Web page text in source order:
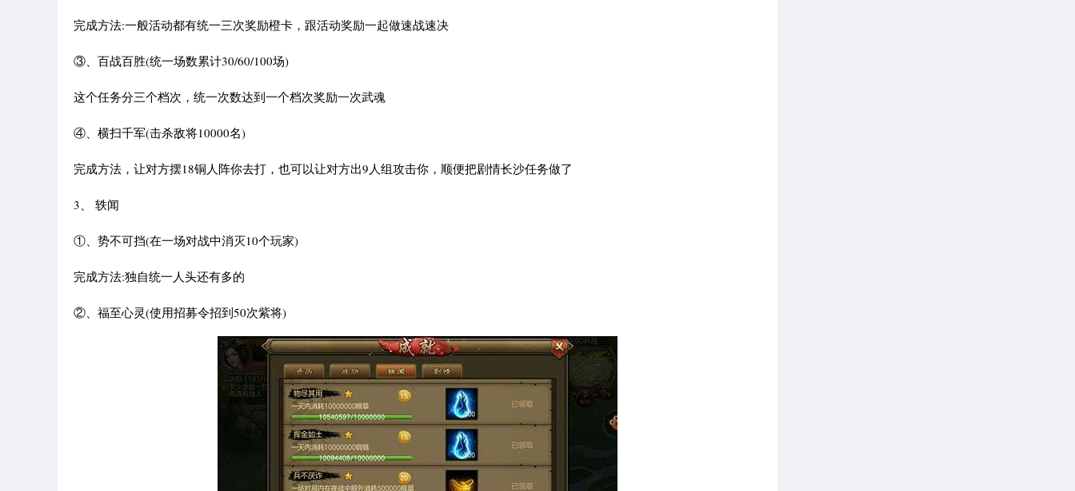
完成方法:一般活动都有统一三次奖励橙卡，跟活动奖励一起做速战速决
③、百战百胜(统一场数累计30/60/100场)
这个任务分三个档次，统一次数达到一个档次奖励一次武魂
④、横扫千军(击杀敌将10000名)
完成方法，让对方摆18铜人阵你去打，也可以让对方出9人组攻击你，顺便把剧情长沙任务做了
3、 轶闻
①、势不可挡(在一场对战中消灭10个玩家)
完成方法:独自统一人头还有多的
②、福至心灵(使用招募令招到50次紫将)